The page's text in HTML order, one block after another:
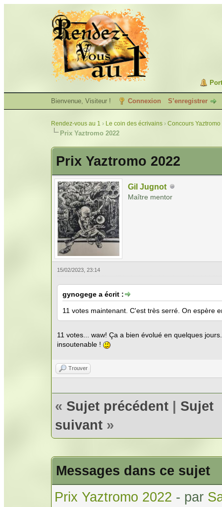
Bienvenue, Visiteur ! Connexion S’enregistrer
Rendez-vous au 1 › Le coin des écrivains › Concours Yaztromo
Prix Yaztromo 2022
Prix Yaztromo 2022
Gil Jugnot
Maître mentor
15/02/2023, 23:14
gynogege a écrit :
11 votes maintenant. C'est très serré. On espère
11 votes... waw! Ça a bien évolué en quelques
insoutenable !
Trouver
« Sujet précédent | Sujet
suivant »
Messages dans ce sujet
Prix Yaztromo 2022 - par